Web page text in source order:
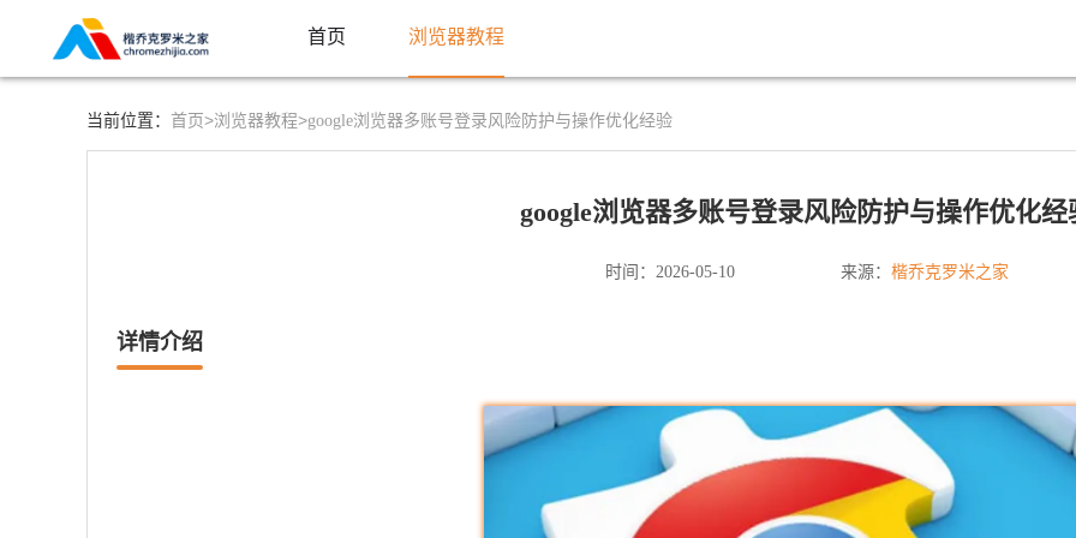
首页 浏览器教程
当前位置： 首页>浏览器教程>google浏览器多账号登录风险防护与操作优化经验
google浏览器多账号登录风险防护与操作优化经
时间：2026-05-10 来源： 楷乔克罗米之家
详情介绍